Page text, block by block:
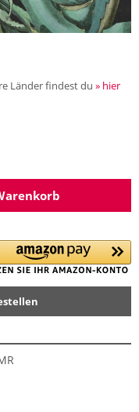
Länder findest du » hier